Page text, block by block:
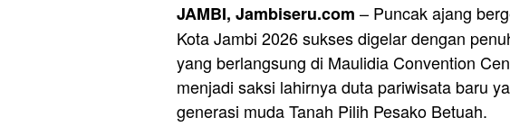
JAMBI, Jambiseru.com – Puncak ajang
Kota Jambi 2026 sukses digelar dengan
yang berlangsung di Maulidia Convention
menjadi saksi lahirnya duta pariwisata baru
generasi muda Tanah Pilih Pesako Betuah.